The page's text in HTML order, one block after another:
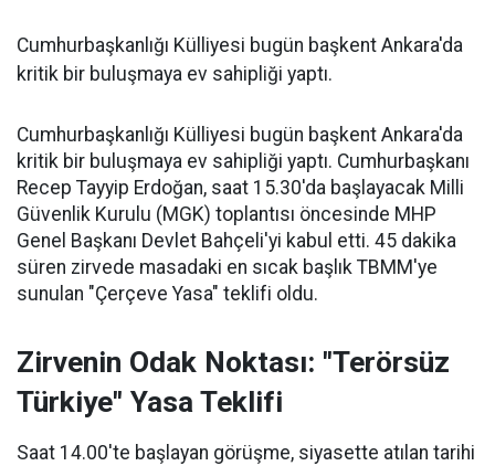
Cumhurbaşkanlığı Külliyesi bugün başkent Ankara'da
kritik bir buluşmaya ev sahipliği yaptı.
Cumhurbaşkanlığı Külliyesi bugün başkent Ankara'da
kritik bir buluşmaya ev sahipliği yaptı. Cumhurbaşkanı
Recep Tayyip Erdoğan, saat 15.30'da başlayacak Milli
Güvenlik Kurulu (MGK) toplantısı öncesinde MHP
Genel Başkanı Devlet Bahçeli'yi kabul etti. 45 dakika
süren zirvede masadaki en sıcak başlık TBMM'ye
sunulan "Çerçeve Yasa" teklifi oldu.
Zirvenin Odak Noktası: "Terörsüz
Türkiye" Yasa Teklifi
Saat 14.00'te başlayan görüşme, siyasette atılan tarihi